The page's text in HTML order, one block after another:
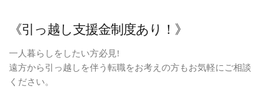
《引っ越し支援金制度あり！》
一人暮らしをしたい方必見!
遠方から引っ越しを伴う転職をお考えの方もお気軽にご相談
ください。